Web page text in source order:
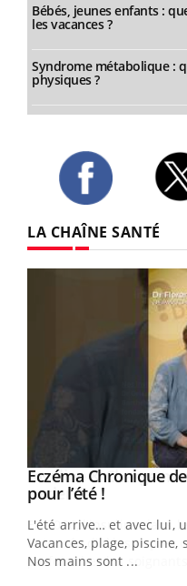
Bébés, jeunes enfants :
les vacances ?
Syndrome métabolique :
physiques ?
LA CHAÎNE SANTÉ
Youtube
Eczéma Chronique
pour l’été !Youtube
L'été arrive… et avec lui,
Vacances, plage,
Nos mains sont ...